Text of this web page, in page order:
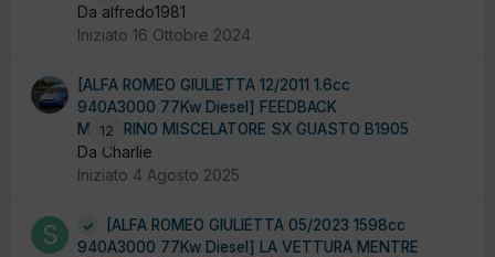
Da alfredo1981
Iniziato 16 Ottobre 2024
12
[ALFA ROMEO GIULIETTA 12/2011 1.6cc
940A3000 77Kw Diesel] FEEDBACK
MOTORINO MISCELATORE SX GUASTO B1905
Da Charlie
Iniziato 4 Agosto 2025
[ALFA ROMEO GIULIETTA 05/2023 1598cc
940A3000 77Kw Diesel] LA VETTURA MENTRE